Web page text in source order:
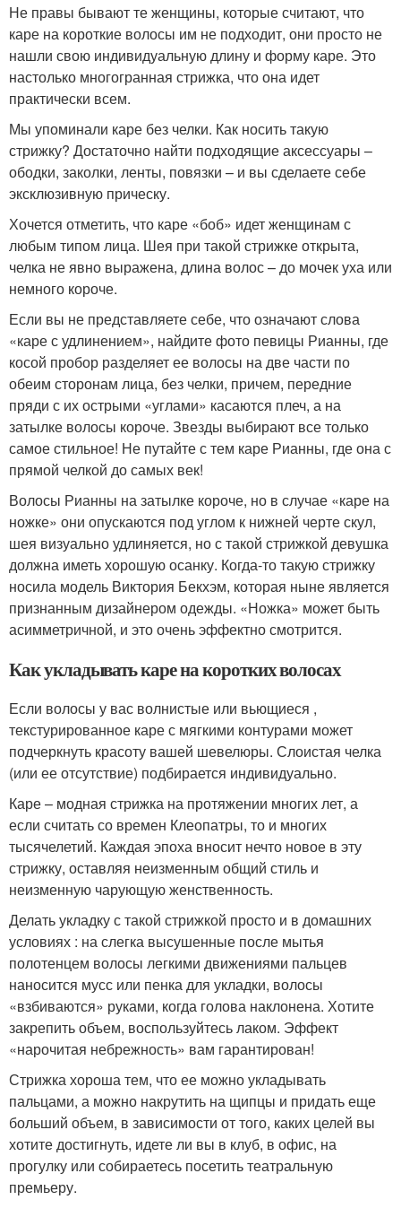
Не правы бывают те женщины, которые считают, что
каре на короткие волосы им не подходит, они просто не
нашли свою индивидуальную длину и форму каре. Это
настолько многогранная стрижка, что она идет
практически всем.
Мы упоминали каре без челки. Как носить такую
стрижку? Достаточно найти подходящие аксессуары –
ободки, заколки, ленты, повязки – и вы сделаете себе
эксклюзивную прическу.
Хочется отметить, что каре «боб» идет женщинам с
любым типом лица. Шея при такой стрижке открыта,
челка не явно выражена, длина волос – до мочек уха или
немного короче.
Если вы не представляете себе, что означают слова
«каре с удлинением», найдите фото певицы Рианны, где
косой пробор разделяет ее волосы на две части по
обеим сторонам лица, без челки, причем, передние
пряди с их острыми «углами» касаются плеч, а на
затылке волосы короче. Звезды выбирают все только
самое стильное! Не путайте с тем каре Рианны, где она с
прямой челкой до самых век!
Волосы Рианны на затылке короче, но в случае «каре на
ножке» они опускаются под углом к нижней черте скул,
шея визуально удлиняется, но с такой стрижкой девушка
должна иметь хорошую осанку. Когда-то такую стрижку
носила модель Виктория Бекхэм, которая ныне является
признанным дизайнером одежды. «Ножка» может быть
асимметричной, и это очень эффектно смотрится.
Как укладывать каре на коротких волосах
Если волосы у вас волнистые или вьющиеся ,
текстурированное каре с мягкими контурами может
подчеркнуть красоту вашей шевелюры. Слоистая челка
(или ее отсутствие) подбирается индивидуально.
Каре – модная стрижка на протяжении многих лет, а
если считать со времен Клеопатры, то и многих
тысячелетий. Каждая эпоха вносит нечто новое в эту
стрижку, оставляя неизменным общий стиль и
неизменную чарующую женственность.
Делать укладку с такой стрижкой просто и в домашних
условиях : на слегка высушенные после мытья
полотенцем волосы легкими движениями пальцев
наносится мусс или пенка для укладки, волосы
«взбиваются» руками, когда голова наклонена. Хотите
закрепить объем, воспользуйтесь лаком. Эффект
«нарочитая небрежность» вам гарантирован!
Стрижка хороша тем, что ее можно укладывать
пальцами, а можно накрутить на щипцы и придать еще
больший объем, в зависимости от того, каких целей вы
хотите достигнуть, идете ли вы в клуб, в офис, на
прогулку или собираетесь посетить театральную
премьеру.